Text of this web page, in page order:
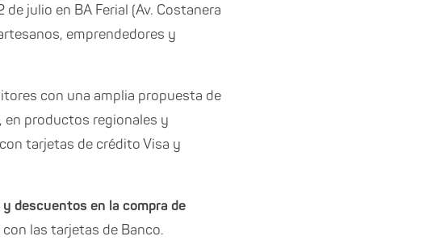
julio en BA Ferial (Av. Costanera
emprendedores y
con una amplia propuesta de
en productos regionales y
tarjetas de crédito Visa y
descuentos en la compra de
las tarjetas de Banco.